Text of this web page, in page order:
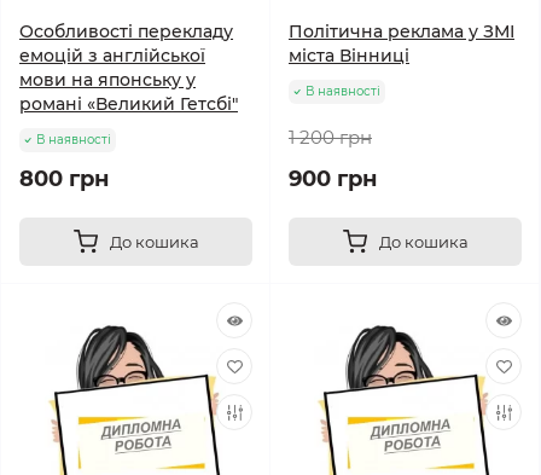
Особливості перекладу
емоцій з англійської
мови на японську у
романі «Великий Гетсбі"
В наявності
800 грн
До кошика
Політична реклама у ЗМІ
міста Вінниці
В наявності
1 200 грн
900 грн
До кошика